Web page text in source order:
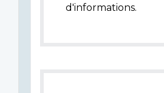
d'informations.